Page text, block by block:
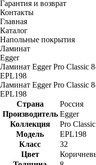
Гарантия и возврат
Контакты
Главная
Каталог
Напольные покрытия
Ламинат
Egger
Ламинат Egger Pro Classic
EPL198
Ламинат Egger Pro Classic
EPL198
Страна
Россия
Производитель Egger
Коллекция
Pro
Модель
EPL198
Класс
32
Цвет